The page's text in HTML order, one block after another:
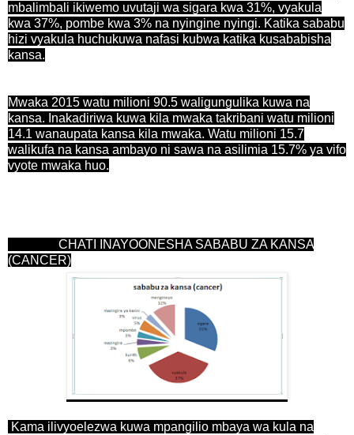
mbalimbali ikiwemo uvutaji wa sigara kwa 31%, vyakula
kwa 37%, pombe kwa 3% na nyingine nyingi. Katika sababu
hizi vyakula huchukuwa nafasi kubwa katika kusababisha
kansa.
Mwaka 2015 watu milioni 90.5 waligungulika kuwa na
kansa. Inakadiriwa kuwa kila mwaka takribani watu milioni
14.1 wanaupata kansa kila mwaka. Watu milioni 15.7
walikufa na kansa ambayo ni sawa na asilimia 15.7% ya vifo
vyote mwaka huo.
CHATI INAYOONESHA SABABU ZA KANSA
(CANCER)
Kama ilivyoelezwa kuwa mpangilio mbaya wa kula na